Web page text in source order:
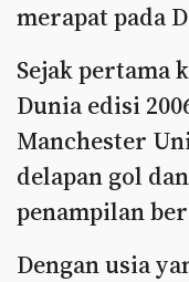
merapat pada
Sejak pertama
Dunia edisi
Manchester
delapan gol
penampilan
Dengan usia